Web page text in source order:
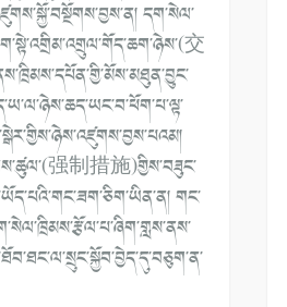
གས་བྱས་ན། དག་སེལ་
སྟེ་འགྲིམ་འགྲུལ་གོད་ཆག་ཉེས་(交
གྱི་མོས་མཐུན་བྱུང་
ས་འཛུགས་བྱས་པའམ།
强制措施)གྱིས་བཟུང་
གང་
ཁྲིམས་རྩོལ་པ་ཞིག་གླས་ནས་
བ་བྱེད་དུ་བཅུག་ན་